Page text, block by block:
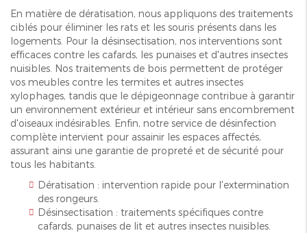
En matière de dératisation, nous appliquons des traitements
ciblés pour éliminer les rats et les souris présents dans les
logements. Pour la désinsectisation, nos interventions sont
efficaces contre les cafards, les punaises et d'autres insectes
nuisibles. Nos traitements de bois permettent de protéger
vos meubles contre les termites et autres insectes
xylophages, tandis que le dépigeonnage contribue à garantir
un environnement extérieur et intérieur sans encombrement
d'oiseaux indésirables. Enfin, notre service de désinfection
complète intervient pour assainir les espaces affectés,
assurant ainsi une garantie de propreté et de sécurité pour
tous les habitants.
Dératisation : intervention rapide pour l'extermination
des rongeurs.
Désinsectisation : traitements spécifiques contre
cafards, punaises de lit et autres insectes nuisibles.